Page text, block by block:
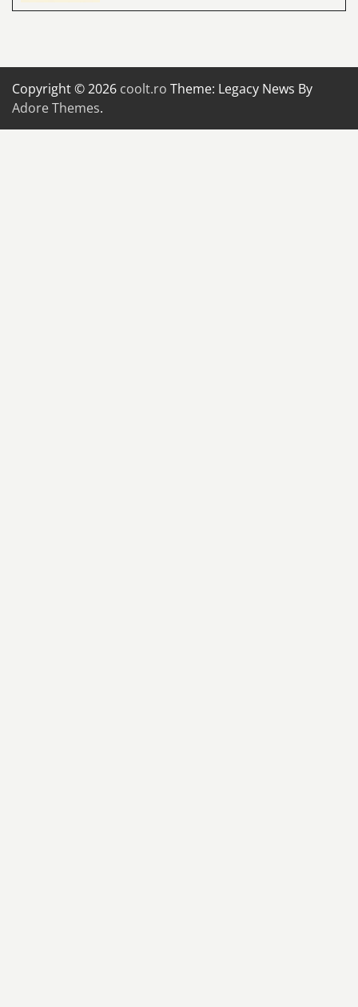
Copyright © 2026 coolt.ro Theme: Legacy News By
Adore Themes.